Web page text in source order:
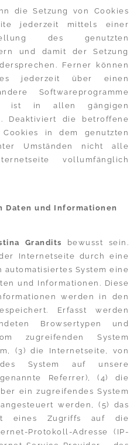
die Setzung von Cookies
jederzeit mittels einer
des genutzten
und damit der Setzung
Ferner können
jederzeit über einen
Softwareprogramme
ist in allen gängigen
Deaktiviert die betroffene
in dem genutzten
Umständen nicht alle
vollumfänglich
Daten und Informationen
Grandits
bewusst sein.
Internetseite durch eine
System eine
und Informationen. Diese
werden in den
Erfasst werden
Browsertypen und
zugreifenden System
(3) die Internetseite, von
System auf unsere
Referrer), (4) die
ein zugreifendes System
werden, (5) das
eines Zugriffs auf die
Protokoll-Adresse (IP-